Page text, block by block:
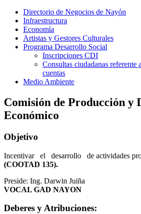
Directorio de Negocios de Nayón
Infraestructura
Economía
Artistas y Gestores Culturales
Programa Desarrollo Social
Inscripciones CDI
Consultas ciudadanas referente
cuentas
Medio Ambiente
Comisión de Producción y
Económico
Objetivo
Incentivar el desarrollo de actividades
(COOTAD 135).
Preside: Ing. Darwin Juiña
VOCAL GAD NAYON
Deberes y Atribuciones: